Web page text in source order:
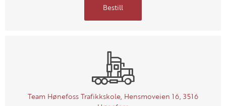
Bestill
Team Hønefoss Trafikkskole, Hensmoveien 16, 3516